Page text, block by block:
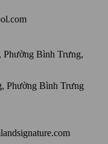
Bình Trưng,
Phường Bình Trưng